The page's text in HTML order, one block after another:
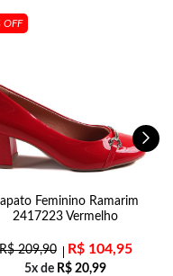
OFF
Feminino Ramarim
2417223 Vermelho
209,90 R$104,95
5x de R$ 20,99